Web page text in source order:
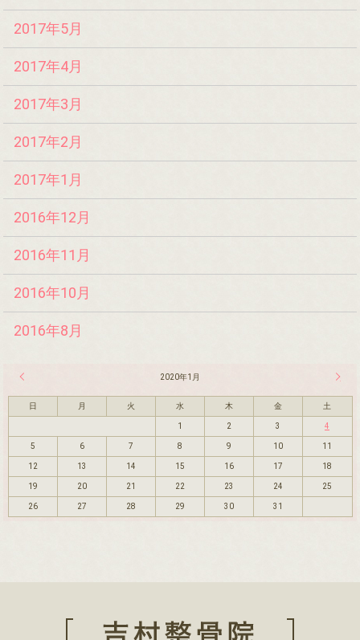
2017年5月
2017年4月
2017年3月
2017年2月
2017年1月
2016年12月
2016年11月
2016年10月
2016年8月
2020年1月
日 月 火 水 木 金 土
1 2 3 4
5 6 7 8 9 10 11
12 13 14 15 16 17 18
19 20 21 22 23 24 25
26 27 28 29 30 31